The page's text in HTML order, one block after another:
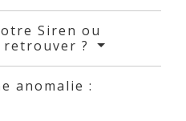
Siren ou
?
anomalie :